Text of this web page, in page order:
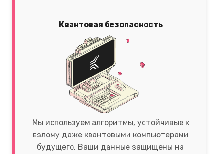
Квантовая безопасность
Мы используем алгоритмы, устойчивые к
взлому даже квантовыми компьютерами
будущего. Ваши данные защищены на